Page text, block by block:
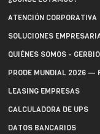
ATENCIÓN CORPORATIVA
SOLUCIONES
QUIÉNES SOMOS -
PRODE MUNDIAL 2026 —
LEASING EMPRESAS
CALCULADORA DE UPS
DATOS BANCARIOS